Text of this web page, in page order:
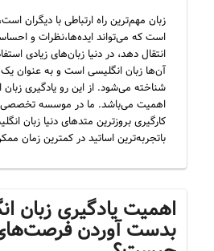
زبان مهم‌ترین راه ارتباطی با دیگران
است که می‌تواند ایده‌ها،نظرات و
انتقال دهد، در دنیا زبان‌های زیادی
آن‌ها زبان انگلیسی است و به عنوان یک
شناخته می‌شود. از این رو یادگیری زبان
اهمیت می‌باشد. ما در موسسه تخصصی
کارگیری بروزترین متدهای دنیا زبان
باتجربه‌ترین اساتید در کمترین زمان
اهمیت یادگیری زبان
بدست آوردن